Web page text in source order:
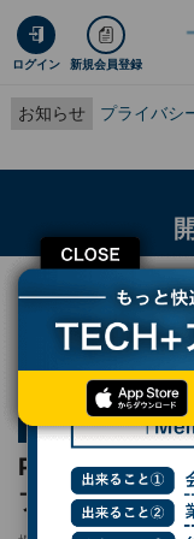
ログイン 新規会員登録
お知らせ プライバシ
TECH+ 企業IT
開発
PowerShell - マイクロソ
第25回 世界のプログ
PowerShell - マ
プンなシェル言